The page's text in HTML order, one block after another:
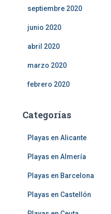
septiembre 2020
junio 2020
abril 2020
marzo 2020
febrero 2020
Categorías
Playas en Alicante
Playas en Almería
Playas en Barcelona
Playas en Castellón